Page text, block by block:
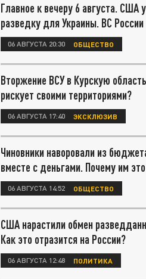
Главное к вечеру 6 августа. США
разведку для Украины. ВС
06 АВГУСТА 20:30 ОБЩЕСТВО
Вторжение ВСУ в Курскую
рискует своими территориями?
06 АВГУСТА 17:40 ЭКСКЛЮЗИВ
Чиновники наворовали из
вместе с деньгами. Почему им
06 АВГУСТА 14:52 ОБЩЕСТВО
США нарастили обмен
Как это отразится на России?
06 АВГУСТА 12:48 ПОЛИТИКА